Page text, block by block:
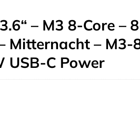
– M3 8-Core –
Mitternacht – M3-
USB-C Power